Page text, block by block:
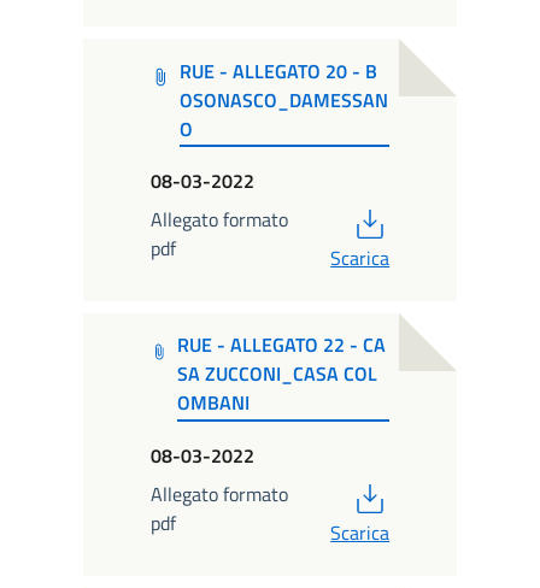
RUE - ALLEGATO 20 - B
OSONASCO_DAMESSAN
O
08-03-2022
Allegato formato
pdf
Scarica
RUE - ALLEGATO 22 - CA
SA ZUCCONI_CASA COL
OMBANI
08-03-2022
Allegato formato
pdf
Scarica